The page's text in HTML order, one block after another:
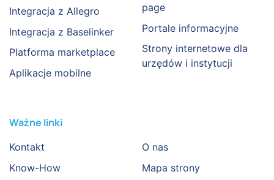
Integracja z Allegro
Integracja z Baselinker
Platforma marketplace
Aplikacje mobilne
page
Portale informacyjne
Strony internetowe dla
urzędów i instytucji
Ważne linki
Kontakt
O nas
Know-How
Mapa strony